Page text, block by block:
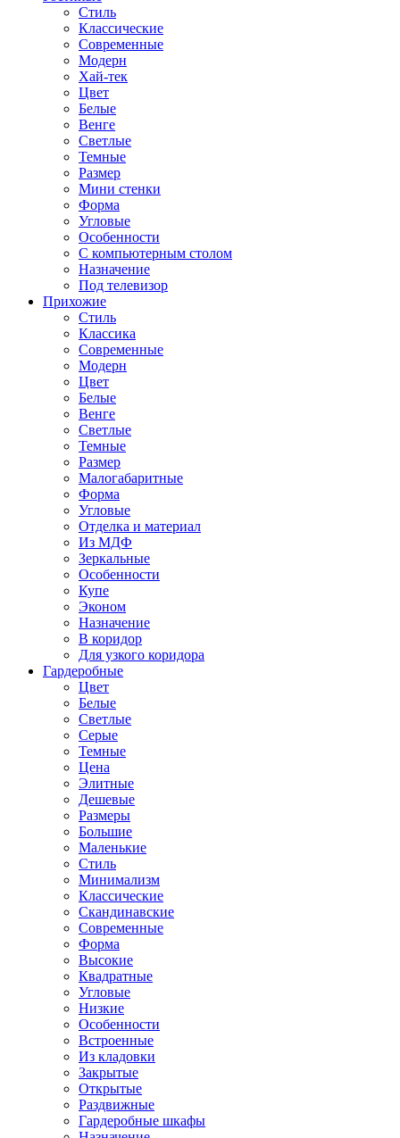
Стиль
Классические
Современные
Модерн
Хай-тек
Цвет
Белые
Венге
Светлые
Темные
Размер
Мини стенки
Форма
Угловые
Особенности
С компьютерным столом
Назначение
Под телевизор
Прихожие
Стиль
Классика
Современные
Модерн
Цвет
Белые
Венге
Светлые
Темные
Размер
Малогабаритные
Форма
Угловые
Отделка и материал
Из МДФ
Зеркальные
Особенности
Купе
Эконом
Назначение
В коридор
Для узкого коридора
Гардеробные
Цвет
Белые
Светлые
Серые
Темные
Цена
Элитные
Дешевые
Размеры
Большие
Маленькие
Стиль
Минимализм
Классические
Скандинавские
Современные
Форма
Высокие
Квадратные
Угловые
Низкие
Особенности
Встроенные
Из кладовки
Закрытые
Открытые
Раздвижные
Гардеробные шкафы